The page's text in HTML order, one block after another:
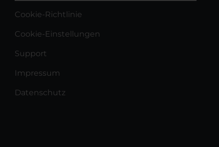
Cookie-Richtlinie
Cookie-Einstellungen
Support
Impressum
Datenschutz